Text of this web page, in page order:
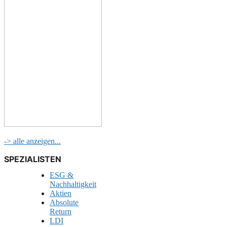
-> alle anzeigen...
SPEZIALISTEN
ESG &
Nachhaltigkeit
Aktien
Absolute
Return
LDI